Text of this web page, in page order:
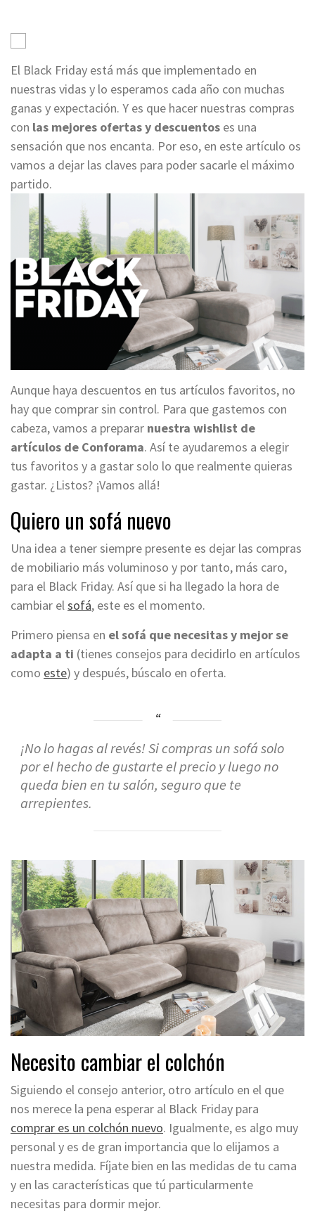
El Black Friday está más que implementado en
nuestras vidas y lo esperamos cada año con muchas
ganas y expectación. Y es que hacer nuestras compras
con las mejores ofertas y descuentos es una
sensación que nos encanta. Por eso, en este artículo os
vamos a dejar las claves para poder sacarle el máximo
partido.
Aunque haya descuentos en tus artículos favoritos, no
hay que comprar sin control. Para que gastemos con
cabeza, vamos a preparar nuestra wishlist de
artículos de Conforama. Así te ayudaremos a elegir
tus favoritos y a gastar solo lo que realmente quieras
gastar. ¿Listos? ¡Vamos allá!
Quiero un sofá nuevo
Una idea a tener siempre presente es dejar las compras
de mobiliario más voluminoso y por tanto, más caro,
para el Black Friday. Así que si ha llegado la hora de
cambiar elsofá, este es el momento.
Primero piensa en el sofá que necesitas y mejor se
adapta a ti (tienes consejos para decidirlo en artículos
como este) y después, búscalo en oferta.
¡No lo hagas al revés! Si compras un sofá solo
por el hecho de gustarte el precio y luego no
queda bien en tu salón, seguro que te
arrepientes.
Necesito cambiar el colchón
Siguiendo el consejo anterior, otro artículo en el que
nos merece la pena esperar al Black Friday para
comprar es un colchón nuevo. Igualmente, es algo muy
personal y es de gran importancia que lo elijamos a
nuestra medida. Fíjate bien en las medidas de tu cama
y en las características que tú particularmente
necesitas para dormir mejor.